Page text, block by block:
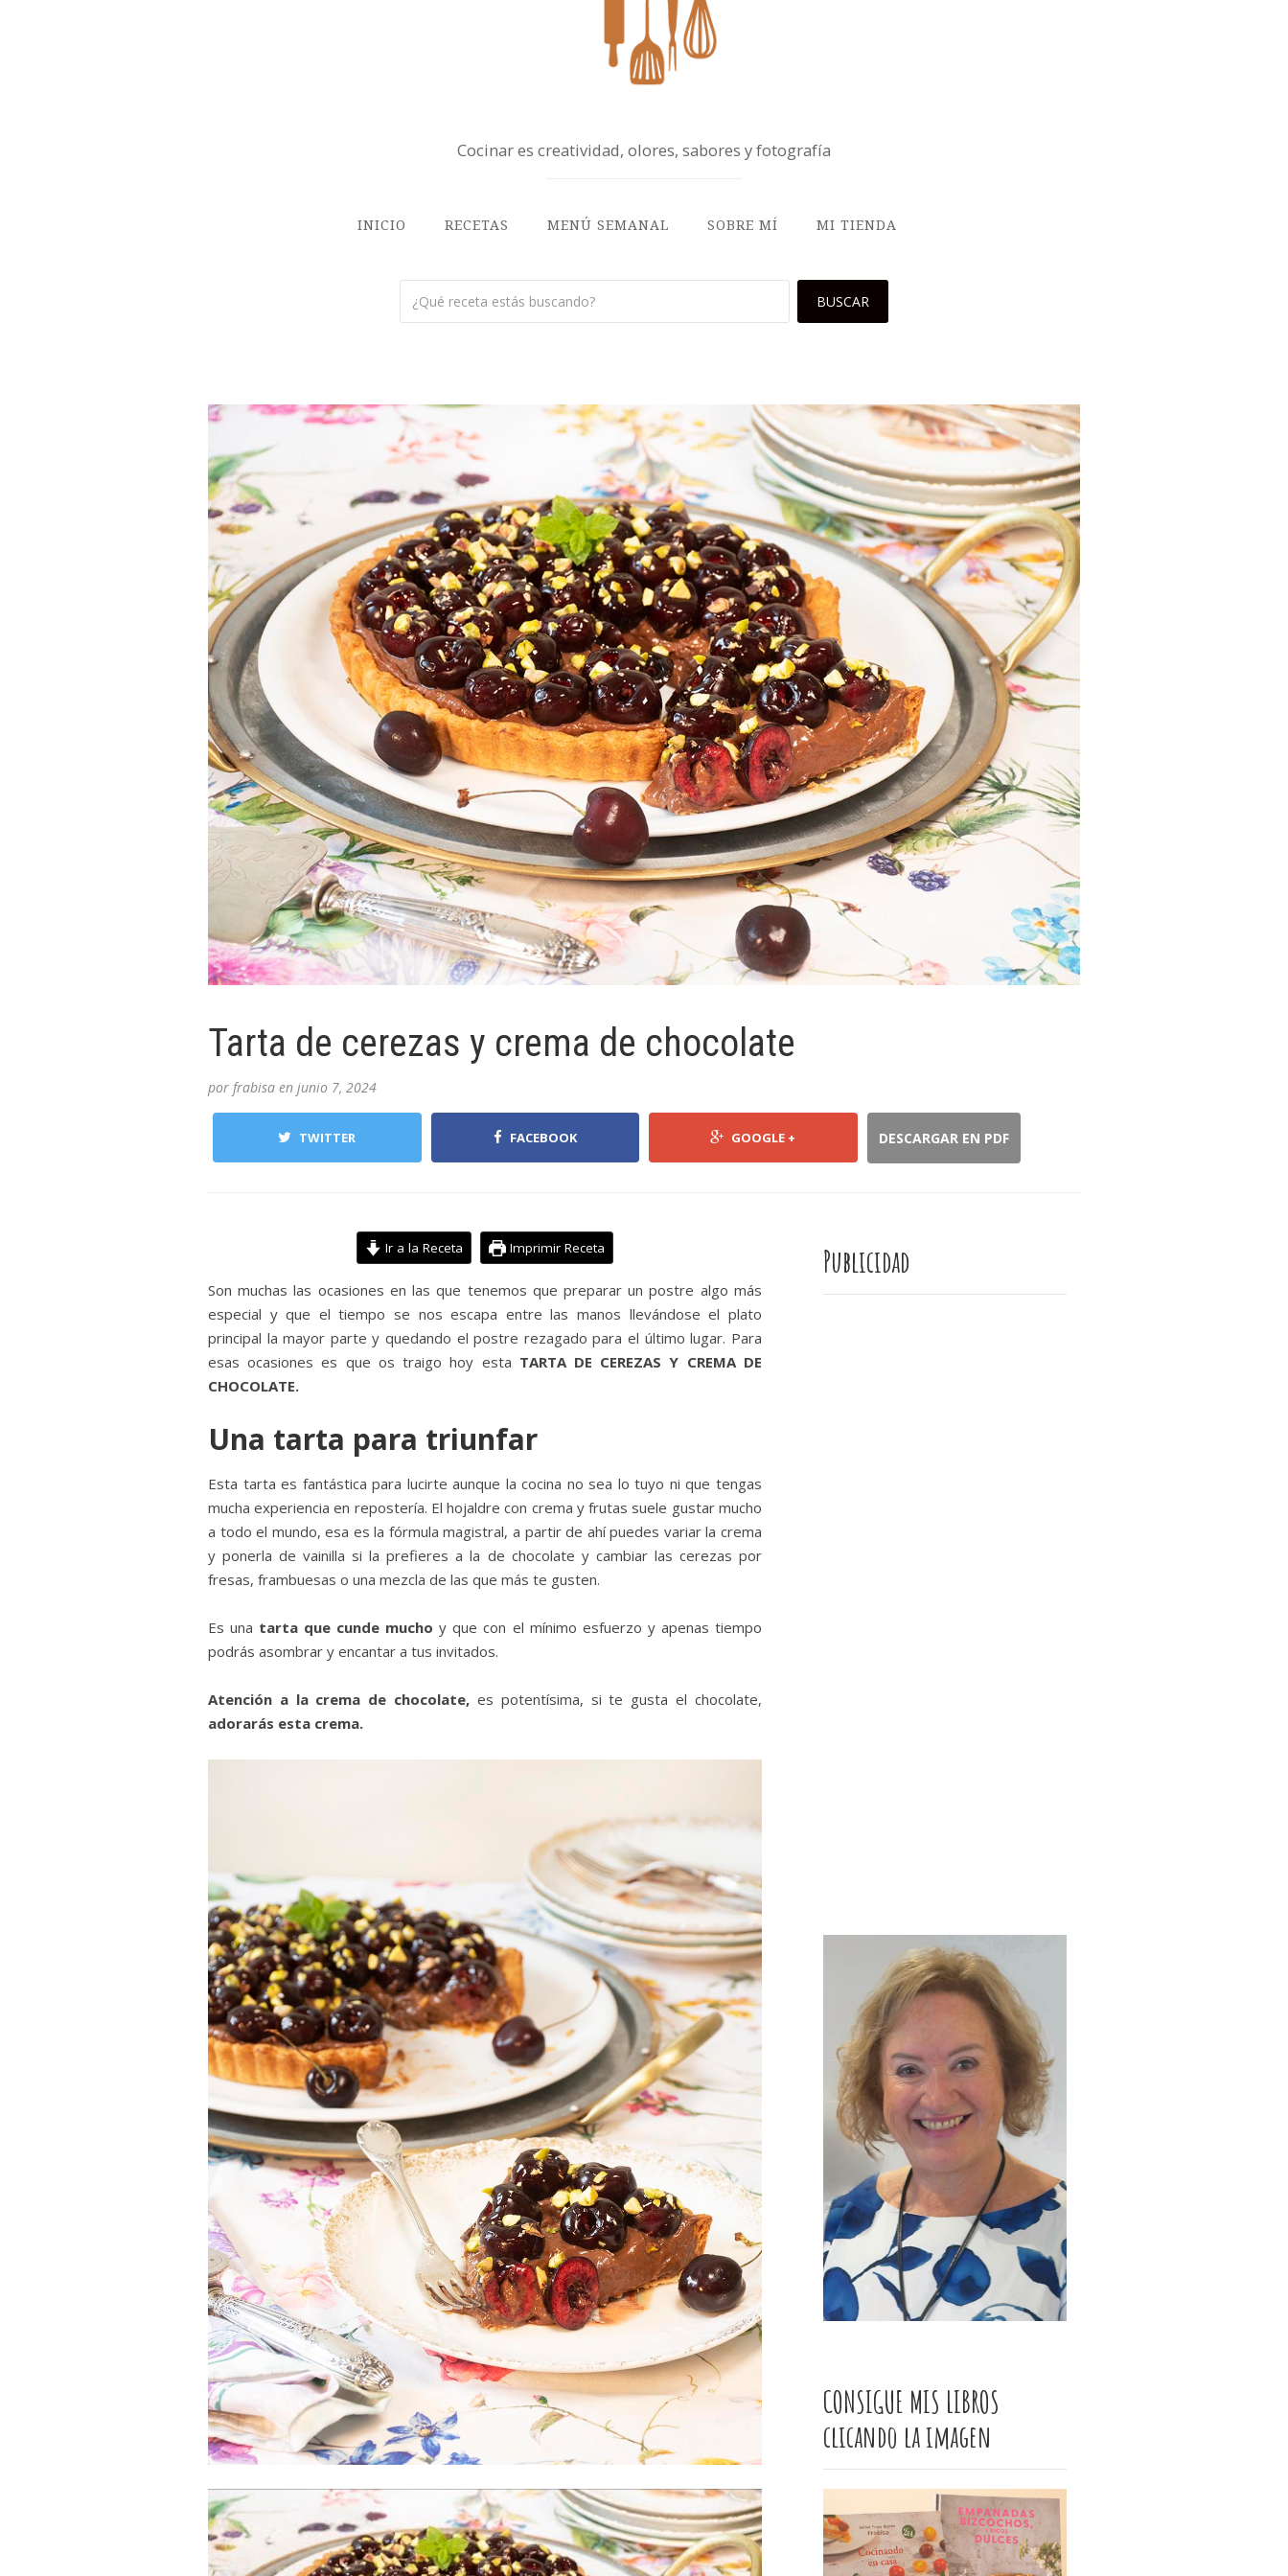
Cocinar es creatividad, olores, sabores y fotografía
INICIO RECETAS MENÚ SEMANAL SOBRE MÍ MI TIENDA
Tarta de cerezas y crema de chocolate
por frabisa en junio 7, 2024
TWITTER FACEBOOK GOOGLE + DESCARGAR EN PDF
Ir a la Receta Imprimir Receta
Son muchas las ocasiones en las que tenemos que preparar un postre algo más
especial y que el tiempo se nos escapa entre las manos llevándose el plato
principal la mayor parte y quedando el postre rezagado para el último lugar. Para
esas ocasiones es que os traigo hoy esta TARTA DE CEREZAS Y CREMA DE
CHOCOLATE.
Una tarta para triunfar
Esta tarta es fantástica para lucirte aunque la cocina no sea lo tuyo ni que tengas
mucha experiencia en repostería. El hojaldre con crema y frutas suele gustar mucho
a todo el mundo, esa es la fórmula magistral, a partir de ahí puedes variar la crema
y ponerla de vainilla si la prefieres a la de chocolate y cambiar las cerezas por
fresas, frambuesas o una mezcla de las que más te gusten.
Es una tarta que cunde mucho y que con el mínimo esfuerzo y apenas tiempo
podrás asombrar y encantar a tus invitados.
Atención a la crema de chocolate, es potentísima, si te gusta el chocolate,
adorarás esta crema.
Publicidad
CONSIGUE MIS LIBROS
clicando la imagen